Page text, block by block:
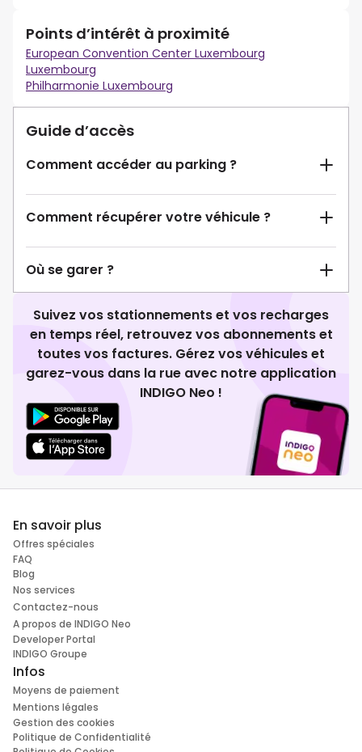
Points d’intérêt à proximité
European Convention Center Luxembourg
Luxembourg
Philharmonie Luxembourg
Guide d’accès
Comment accéder au parking ?
Comment récupérer votre véhicule ?
Où se garer ?
Suivez vos stationnements et vos recharges
en temps réel, retrouvez vos abonnements et
toutes vos factures. Gérez vos véhicules et
garez-vous dans la rue avec notre application
INDIGO Neo !
En savoir plus
Offres spéciales
FAQ
Blog
Nos services
Contactez-nous
A propos de INDIGO Neo
Developer Portal
INDIGO Groupe
Infos
Moyens de paiement
Mentions légales
Gestion des cookies
Politique de Confidentialité